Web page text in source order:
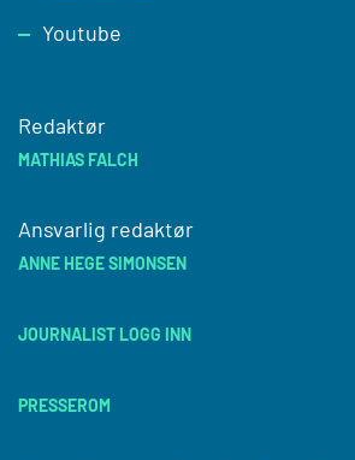
Youtube
Redaktør
MATHIAS FALCH
Ansvarlig redaktør
ANNE HEGE SIMONSEN
JOURNALIST LOGG INN
PRESSEROM